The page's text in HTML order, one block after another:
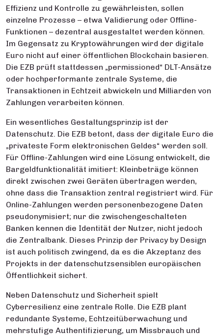
Effizienz und Kontrolle zu gewährleisten, sollen
einzelne Prozesse – etwa Validierung oder Offline-
Funktionen – dezentral ausgestaltet werden können.
Im Gegensatz zu Kryptowährungen wird der digitale
Euro nicht auf einer öffentlichen Blockchain basieren.
Die EZB prüft stattdessen „permissioned“ DLT-Ansätze
oder hochperformante zentrale Systeme, die
Transaktionen in Echtzeit abwickeln und Milliarden von
Zahlungen verarbeiten können.
Ein wesentliches Gestaltungsprinzip ist der
Datenschutz. Die EZB betont, dass der digitale Euro die
„privateste Form elektronischen Geldes“ werden soll.
Für Offline-Zahlungen wird eine Lösung entwickelt, die
Bargeldfunktionalität imitiert: Kleinbeträge können
direkt zwischen zwei Geräten übertragen werden,
ohne dass die Transaktion zentral registriert wird. Für
Online-Zahlungen werden personenbezogene Daten
pseudonymisiert; nur die zwischengeschalteten
Banken kennen die Identität der Nutzer, nicht jedoch
die Zentralbank. Dieses Prinzip der Privacy by Design
ist auch politisch zwingend, da es die Akzeptanz des
Projekts in der datenschutzsensiblen europäischen
Öffentlichkeit sichert.
Neben Datenschutz und Sicherheit spielt
Cyberresilienz eine zentrale Rolle. Die EZB plant
redundante Systeme, Echtzeitüberwachung und
mehrstufige Authentifizierung, um Missbrauch und